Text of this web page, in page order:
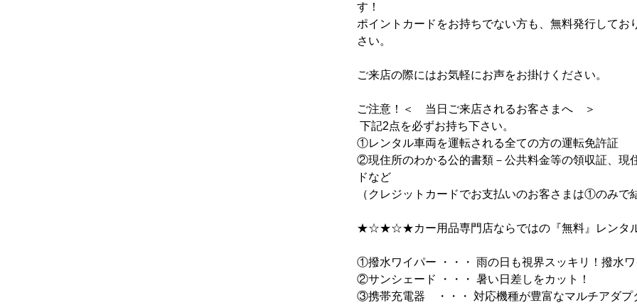
す！
ポイントカードをお持ちでない方も、無料発行してお
さい。
ご来店の際にはお気軽にお声をお掛けください。
ご注意！＜　当日ご来店されるお客さまへ　＞
①レンタル車両を運転される全ての方の運転免許証
②現住所のわかる公的書類－公共料金等の領収証、現
ドなど
（クレジットカードでお支払いのお客さまは①のみで
★☆★☆★カー用品専門店ならではの『無料』レン
①撥水ワイパー ・・・ 雨の日も視界スッキリ！撥水
②サンシェード ・・・ 暑い日差しをカット！
③携帯充電器　・・・ 対応機種が豊富なマルチアダプ